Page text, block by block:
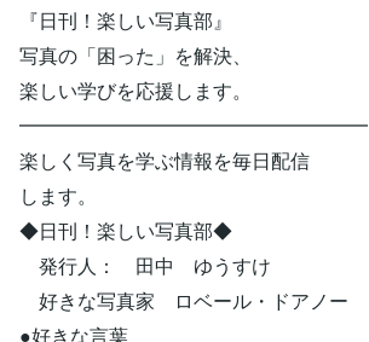
『日刊！楽しい写真部』
写真の「困った」を解決、
楽しい学びを応援します。
━━━━━━━━━━━━━━━━━━
楽しく写真を学ぶ情報を毎日配信
します。
◆日刊！楽しい写真部◆
発行人： 田中 ゆうすけ
好きな写真家 ロベール・ドアノー
●好きな言葉